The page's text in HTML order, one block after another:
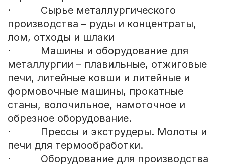
· Сырье металлургического
производства – руды и концентраты,
лом, отходы и шлаки
· Машины и оборудование для
металлургии – плавильные, отжиговые
печи, литейные ковши и литейные и
формовочные машины, прокатные
станы, волочильное, намоточное и
обрезное оборудование.
· Прессы и экструдеры. Молоты и
печи для термообработки.
· Оборудование для производства